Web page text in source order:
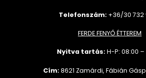
Telefonszám: +36/30 732
FERDE FENYŐ ÉTTEREM
Nyitva tartás:H-P: 08:00 –
Cím:8621 Zamárdi, Fábián